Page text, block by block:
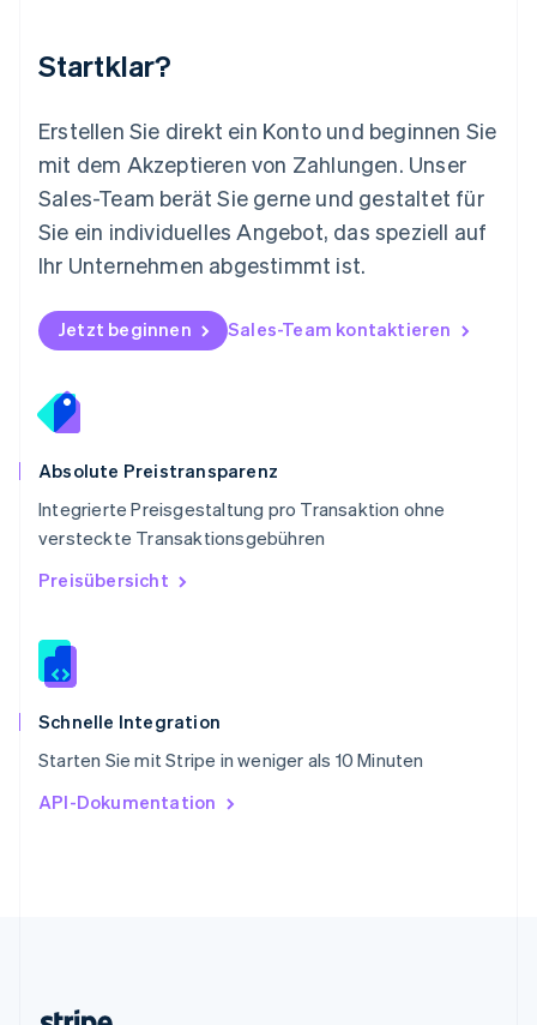
Startklar?
Erstellen Sie direkt ein Konto und beginnen Sie
mit dem Akzeptieren von Zahlungen. Unser
Sales-Team berät Sie gerne und gestaltet für
Sie ein individuelles Angebot, das speziell auf
Ihr Unternehmen abgestimmt ist.
Jetzt beginnen Sales-Team kontaktieren
Absolute Preistransparenz
Integrierte Preisgestaltung pro Transaktion ohne
versteckte Transaktionsgebühren
Preisübersicht
Schnelle Integration
Starten Sie mit Stripe in weniger als 10 Minuten
API-Dokumentation
Nederlands English
Norwegen
Österreich
Polen
English
Portugal
Português English
Rumänien
Schweden
Svenska English
Deutsch
Singapur
English
Slowakei
Slowenien
EnglishItaliano
Sonderverwaltungsregion Hongkong,
Spanien
Thailand
ไทยEnglish
English
English